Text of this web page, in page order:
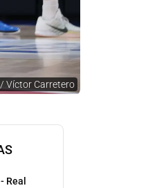
Víctor Carretero
Real